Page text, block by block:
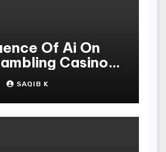
Of Ai On
Casino
SAQIB K